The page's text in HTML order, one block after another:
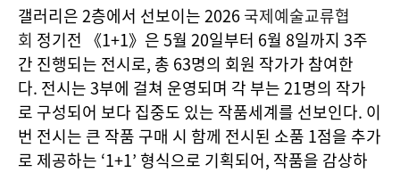
갤러리은 2층에서 선보이는 2026국제예술교류협
회 정기전 《1+1》은 5월 20일부터 6월 8일까지 3주
간 진행되는 전시로, 총 63명의 회원 작가가 참여한
다. 전시는 3부에 걸쳐 운영되며 각 부는 21명의 작가
로 구성되어 보다 집중도 있는 작품세계를 선보인다. 이
번 전시는 큰 작품 구매 시 함께 전시된 소품 1점을 추가
로 제공하는 ‘1+1’ 형식으로 기획되어, 작품을 감상하